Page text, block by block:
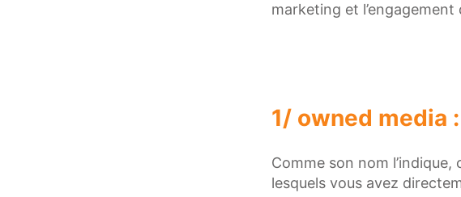
marketing et
1/ owned media :
Comme son nom l’indique,
lesquels vous avez